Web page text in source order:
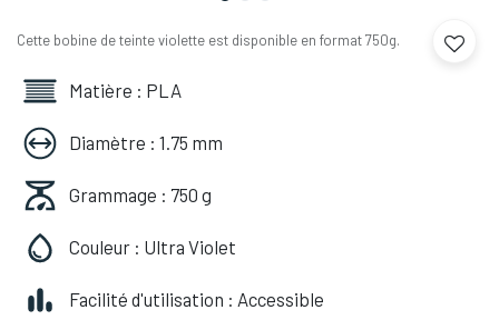
Cette bobine de teinte violette est disponible en format 750g.
Matière : PLA
Diamètre : 1.75 mm
Grammage : 750 g
Couleur : Ultra Violet
Facilité d'utilisation : Accessible